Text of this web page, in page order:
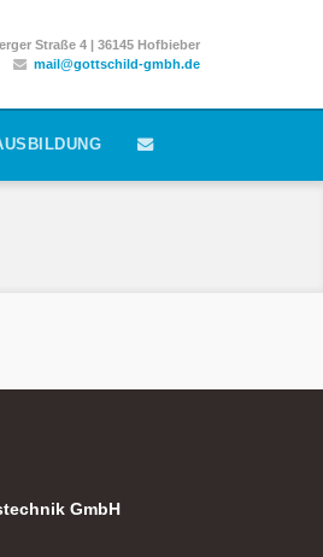
Straße 4 | 36145 Hofbieber
mail@gottschild-gmbh.de
GmbH